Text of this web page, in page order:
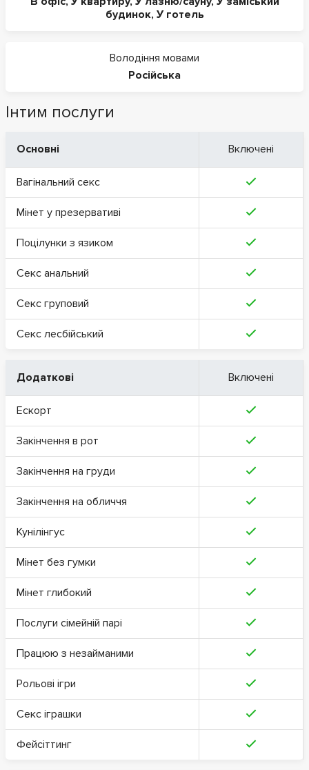
будинок, У готель
Володіння мовами
Російська
Інтим послуги
Основні Включені
Вагінальний секс
Мінет у презервативі
Поцілунки з язиком
Секс анальний
Секс груповий
Секс лесбійський
Додаткові Включені
Ескорт
Закінчення в рот
Закінчення на груди
Закінчення на обличчя
Кунілінгус
Мінет без гумки
Мінет глибокий
Послуги сімейній парі
Працюю з незайманими
Рольові ігри
Секс іграшки
Фейсіттинг